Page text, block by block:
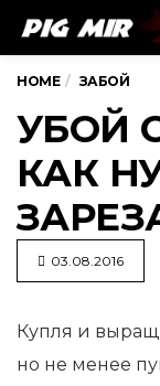
HOME ЗАБОЙ
УБОЙ
КАК
03.08.2016
Купля и
но не менее